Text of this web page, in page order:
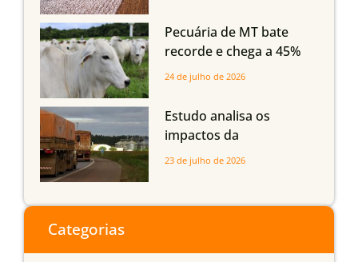
Maranhão
Pecuária de MT bate
recorde e chega a 45%
dos bovinos abatidos
24 de julho de 2026
Estudo analisa os
impactos da
infraestrutura logística
do Sul
23 de julho de 2026
Categorias